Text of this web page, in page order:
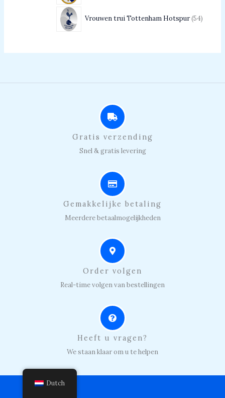
Vrouwen trui Tottenham Hotspur 54
Gratis verzending
Snel & gratis levering
Gemakkelijke betaling
Meerdere betaalmogelijkheden
Order volgen
Real-time volgen van bestellingen
Heeft u vragen?
We staan klaar om u te helpen
Dutch